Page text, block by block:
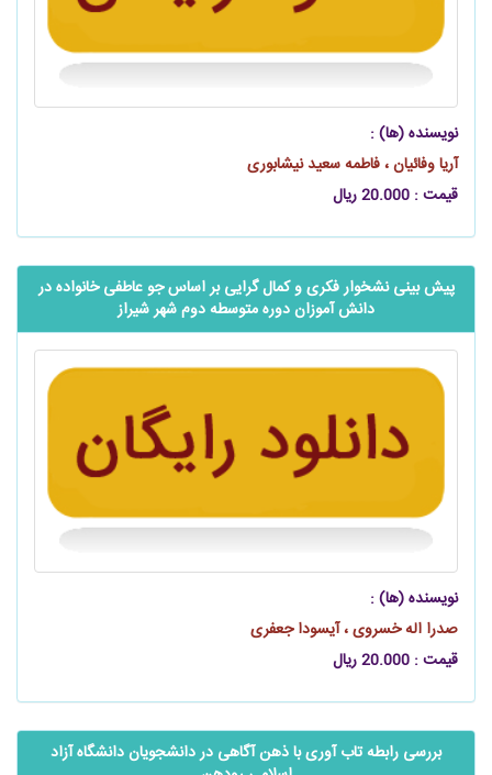
نویسنده (ها) :
آریا وفائیان ، فاطمه سعید نیشابوری
قیمت : 20.000 ریال
پیش بینی نشخوار فکری و کمال گرایی بر اساس جو عاطفی خانواده در
دانش آموزان دوره متوسطه دوم شهر شیراز
نویسنده (ها) :
صدرا اله خسروی ، آیسودا جعفری
قیمت : 20.000 ریال
بررسی رابطه تاب آوری با ذهن آگاهی در دانشجویان دانشگاه آزاد